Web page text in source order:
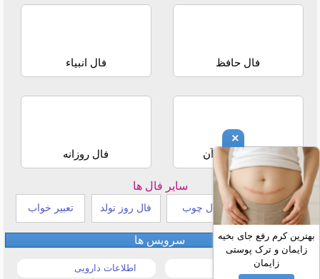
فال حافظ فال انبیاء
استخاره با قرآن فال روزانه
سایر فال ها
طالع بینی هندی فال چوب فال روز تولد تعبیر خواب
سرویس ها
قیمت خودرو اطلاعات دارویی
×
بهترین کرم رفع جای بخیه
زایمان و ترک پوستی
زایمان